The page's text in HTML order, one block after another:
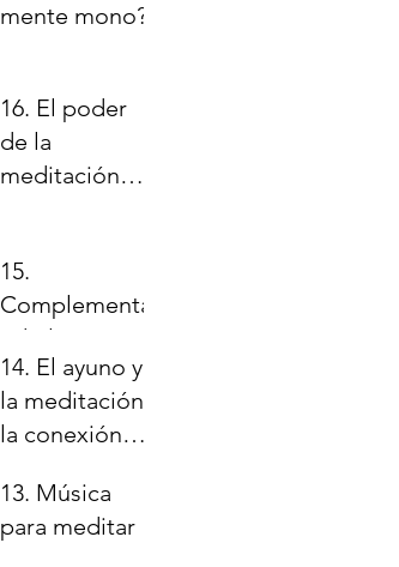
mente mono?
16. El poder
de la
meditación
15.
Complementa
ndo la
Meditación
14. El ayuno y
la meditación
la conexión
13. Música
para meditar